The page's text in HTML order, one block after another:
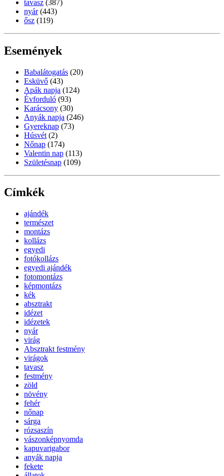
tavasz (387)
nyár (443)
ősz (119)
Események
Babalátogatás (20)
Esküvő (43)
Apák napja (124)
Évforduló (93)
Karácsony (30)
Anyák napja (246)
Gyereknap (73)
Húsvét (2)
Nőnap (174)
Valentin nap (113)
Születésnap (109)
Címkék
ajándék
természet
montázs
kollázs
egyedi
fotókollázs
egyedi ajándék
fotomontázs
képmontázs
kék
absztrakt
idézet
idézetek
nyár
virág
Absztrakt festmény
virágok
tavasz
festmény
zöld
növény
fehér
nőnap
sárga
rózsaszín
vászonképnyomda
kapuvarigabor
anyák napja
fekete